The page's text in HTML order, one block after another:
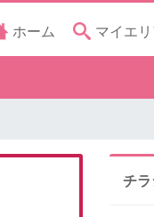
ホーム マイエ
チ